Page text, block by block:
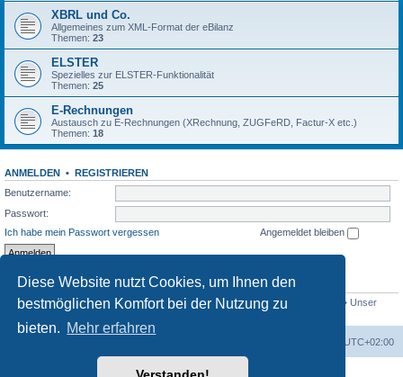
Diese Website nutzt Cookies, um Ihnen den
bestmöglichen Komfort bei der Nutzung zu
bieten. Mehr erfahren
XBRL und Co.
Allgemeines zum XML-Format der eBilanz
Themen: 23
ELSTER
Spezielles zur ELSTER-Funktionalität
Themen: 25
E-Rechnungen
Austausch zu E-Rechnungen (XRechnung, ZUGFeRD, Factur-X etc.)
Themen: 18
ANMELDEN • REGISTRIEREN
Benutzername:
Passwort:
Ich habe mein Passwort vergessen
Angemeldet bleiben
STATISTIK
Beiträge insgesamt1558 • Themen insgesamt432 • Mitglieder insgesamt
• Unser
neuestes Mitglied:
UTC+02:00
Powered byphpBB® Forum Software © phpBB Limited